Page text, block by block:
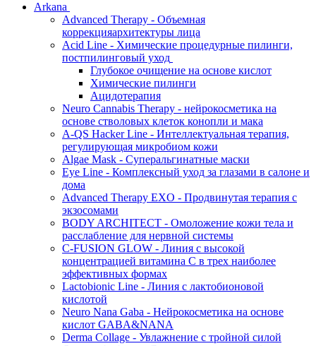
Arkana
Advanced Therapy - Объемная
коррекцияархитектуры лица
Acid Line - Химические процедурные пилинги,
постпилинговый уход
Глубокое очищение на основе кислот
Химические пилинги
Ацидотерапия
Neuro Cannabis Therapy - нейрокосметика на
основе стволовых клеток конопли и мака
A-QS Hacker Line - Интеллектуальная терапия,
регулирующая микробиом кожи
Algae Mask - Суперальгинатные маски
Eye Line - Комплексный уход за глазами в салоне и
дома
Advanced Therapy EXO - Продвинутая терапия с
экзосомами
BODY ARCHITECT - Омоложение кожи тела и
расслабление для нервной системы
C-FUSION GLOW - Линия с высокой
концентрацией витамина C в трех наиболее
эффективных формах
Lactobionic Line - Линия с лактобионовой
кислотой
Neuro Nana Gaba - Нейрокосметика на основе
кислот GABA&NANA
Derma Collage - Увлажнение с тройной силой